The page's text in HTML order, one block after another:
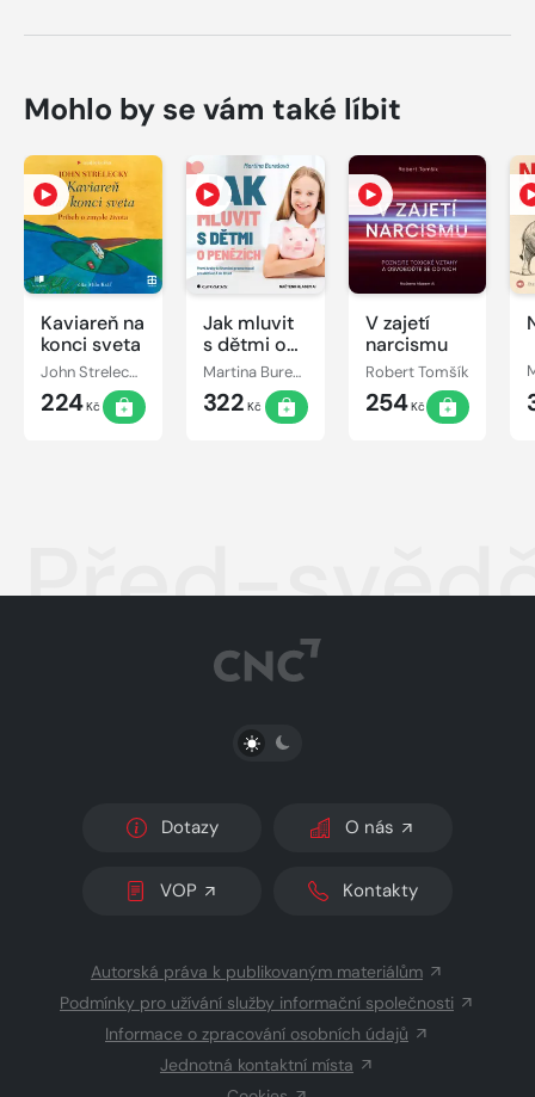
Mohlo by se vám také líbit
Kaviareň na
konci sveta
John Strelecky
224Kč
Jak mluvit
s dětmi o
penězích Martina Burešová
322 Kč
V zajetí
narcismu
Robert Tomšík
254Kč
Před-
PŘEPNOUT SVĚTLÝ/TMAVÝ REŽIM
Dotazy O nás
VOP Kontakty
Autorská práva k publikovaným materiálům
Podmínky pro užívání služby informační společnosti
Informace o zpracování osobních údajů
Jednotná kontaktní místa